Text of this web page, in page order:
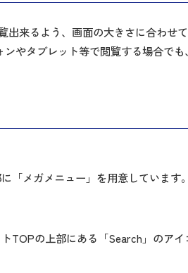
来るよう、画面の大きさに合わ
やタブレット等で閲覧する場合で
「メガメニュー」を用意していま
の上部にある「Search」のアイ